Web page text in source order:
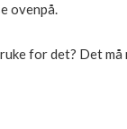
ovenpå.
for det? Det må